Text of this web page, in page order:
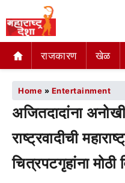
राजकारण खेळ
Home » Entertainment
अजितदादांना
राष्ट्रवादीची
चित्रपटगृहांना मोठी